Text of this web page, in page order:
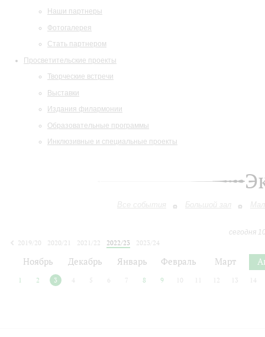
Наши партнеры
Фотогалерея
Стать партнером
Просветительские проекты
Творческие встречи
Выставки
Издания филармонии
Образовательные программы
Инклюзивные и специальные проекты
Все события Большой зал
сегодня
2019/20
2020/21 2021/22 2022/23
2023/24
Ноябрь Декабрь Январь Февраль Март
1 2 3 4 5 6 7 8 9 10 12 13 14